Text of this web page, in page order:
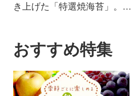
き上げた「特選焼海苔」。香
おすすめ特集